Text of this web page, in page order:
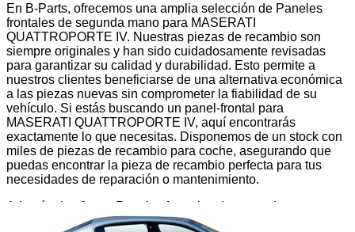
En B-Parts, ofrecemos una amplia selección de Paneles
frontales de segunda mano para MASERATI
QUATTROPORTE IV. Nuestras piezas de recambio son
siempre originales y han sido cuidadosamente revisadas
para garantizar su calidad y durabilidad. Esto permite a
nuestros clientes beneficiarse de una alternativa económica
a las piezas nuevas sin comprometer la fiabilidad de su
vehículo. Si estás buscando un panel-frontal para
MASERATI QUATTROPORTE IV, aquí encontrarás
exactamente lo que necesitas. Disponemos de un stock con
miles de piezas de recambio para coche, asegurando que
puedas encontrar la pieza de recambio perfecta para tus
necesidades de reparación o mantenimiento.
Además de ofrecer Paneles frontales de segunda mano,
nuestro catálogo cubre todos los modelos de MASERATI,